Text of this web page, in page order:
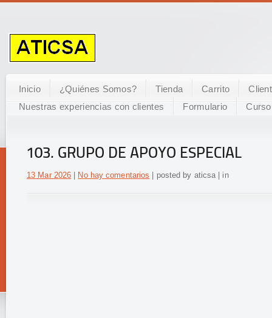
Inicio ¿Quiénes Somos? Tienda Carrito
Nuestras experiencias con clientes
Formulario Curso
103. GRUPO DE APOYO ESPECIAL
13 Mar 2026 No hay comentarios | posted by aticsa | in